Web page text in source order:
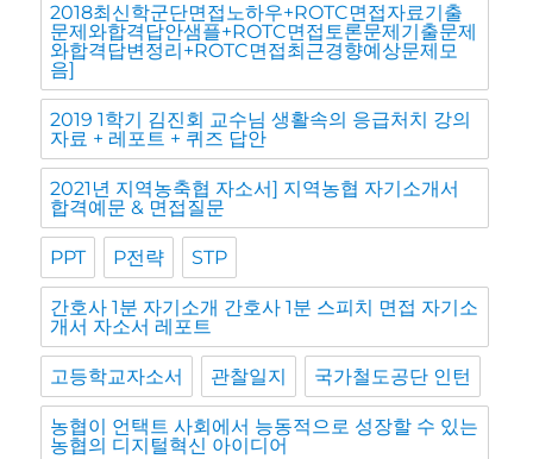
2018최신학군단면접노하우+ROTC면접자료기출
문제와합격답안샘플+ROTC면접토론문제기출문제
와합격답변정리+ROTC면접최근경향예상문제모
음]
2019 1학기 김진회 교수님 생활속의 응급처치 강의
자료 + 레포트 + 퀴즈 답안
2021년 지역농축협 자소서] 지역농협 자기소개서
합격예문 & 면접질문
PPT P전략 STP
간호사 1분 자기소개 간호사 1분 스피치 면접 자기소
개서 자소서 레포트
고등학교자소서 관찰일지 국가철도공단 인턴
농협이 언택트 사회에서 능동적으로 성장할 수 있는
농협의 디지털혁신 아이디어